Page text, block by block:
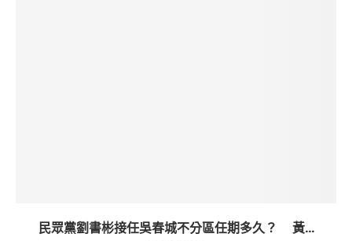
民眾黨劉書彬接任吳春城不分區任期多久？ 黃...